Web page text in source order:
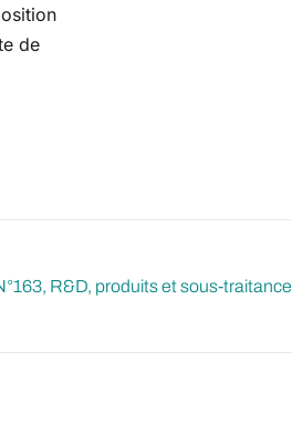
de
R&D, produits et sous-traitance